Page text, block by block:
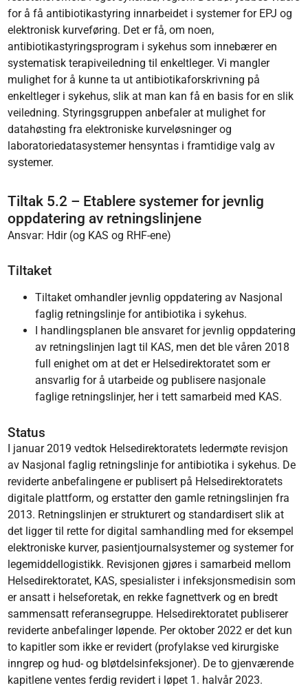
for å få antibiotikastyring innarbeidet i systemer for EPJ og
elektronisk kurveføring. Det er få, om noen,
antibiotikastyringsprogram i sykehus som innebærer en
systematisk terapiveiledning til enkeltleger. Vi mangler
mulighet for å kunne ta ut antibiotikaforskrivning på
enkeltleger i sykehus, slik at man kan få en basis for en slik
veiledning. Styringsgruppen anbefaler at mulighet for
datahøsting fra elektroniske kurveløsninger og
laboratoriedatasystemer hensyntas i framtidige valg av
systemer.
Tiltak 5.2 – Etablere systemer for jevnlig
oppdatering av retningslinjene
Ansvar: Hdir (og KAS og RHF-ene)
Tiltaket
Tiltaket omhandler jevnlig oppdatering av Nasjonal
faglig retningslinje for antibiotika i sykehus.
I handlingsplanen ble ansvaret for jevnlig oppdatering
av retningslinjen lagt til KAS, men det ble våren 2018
full enighet om at det er Helsedirektoratet som er
ansvarlig for å utarbeide og publisere nasjonale
faglige retningslinjer, her i tett samarbeid med KAS.
Status
I januar 2019 vedtok Helsedirektoratets ledermøte revisjon
av Nasjonal faglig retningslinje for antibiotika i sykehus. De
reviderte anbefalingene er publisert på Helsedirektoratets
digitale plattform, og erstatter den gamle retningslinjen fra
2013. Retningslinjen er strukturert og standardisert slik at
det ligger til rette for digital samhandling med for eksempel
elektroniske kurver, pasientjournalsystemer og systemer for
legemiddellogistikk. Revisjonen gjøres i samarbeid mellom
Helsedirektoratet, KAS, spesialister i infeksjonsmedisin som
er ansatt i helseforetak, en rekke fagnettverk og en bredt
sammensatt referansegruppe. Helsedirektoratet publiserer
reviderte anbefalinger løpende. Per oktober 2022 er det kun
to kapitler som ikke er revidert (profylakse ved kirurgiske
inngrep og hud- og bløtdelsinfeksjoner). De to gjenværende
kapitlene ventes ferdig revidert i løpet 1. halvår 2023.